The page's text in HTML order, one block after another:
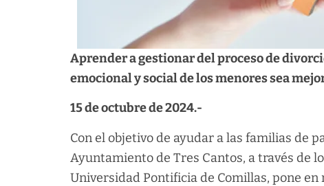
Aprender a gestionar del proceso de
emocional y social de los menores sea
15 de octubre de 2024.-
Con el objetivo de ayudar a las familias de
Ayuntamiento de Tres Cantos, a través de
Universidad Pontificia de Comillas, pone en